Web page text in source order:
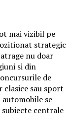
mai vizibil pe
strategic
nu doar
si din
de
sau sport
se
centrale